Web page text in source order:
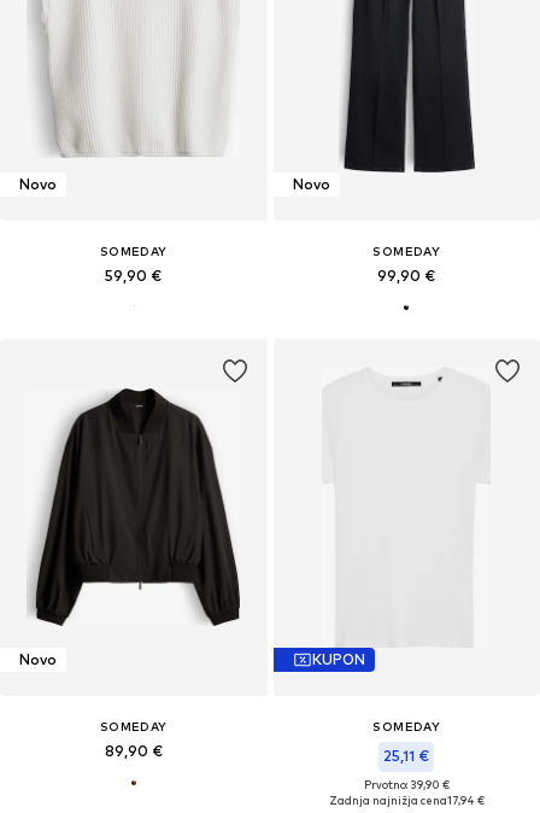
Novo
SOMEDAY
59,90 €
Novo
SOMEDAY
99,90 €
Novo
SOMEDAY
89,90 €
KUPON
SOMEDAY
25,11 €
Prvotno: 39,90 €
Zadnja najnižja cena17,94 €